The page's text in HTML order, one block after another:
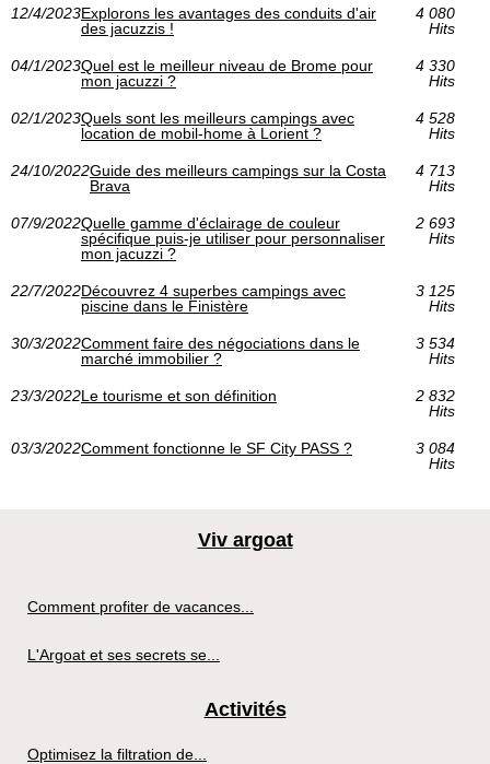
12/4/2023Explorons les avantages des conduits d'air
des jacuzzis !
4 080
Hits
04/1/2023Quel est le meilleur niveau de Brome pour
mon jacuzzi ?
4 330
Hits
02/1/2023Quels sont les meilleurs campings avec
location de mobil-home à Lorient ?
4 528
Hits
24/10/2022Guide des meilleurs campings sur la Costa
Brava
4 713
Hits
07/9/2022Quelle gamme d'éclairage de couleur
spécifique puis-je utiliser pour personnaliser
mon jacuzzi ?
2 693
Hits
22/7/2022Découvrez 4 superbes campings avec
piscine dans le Finistère
3 125
Hits
30/3/2022Comment faire des négociations dans le
marché immobilier ?
3 534
Hits
23/3/2022Le tourisme et son définition
2 832
Hits
03/3/2022Comment fonctionne le SF City PASS ?‎
3 084
Hits
Viv argoat
Comment profiter de vacances...
L'Argoat et ses secrets se...
Activités
Optimisez la filtration de...